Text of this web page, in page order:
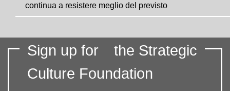
continua a resistere meglio del previsto
Sign up for
the Strategic
Culture Foundation